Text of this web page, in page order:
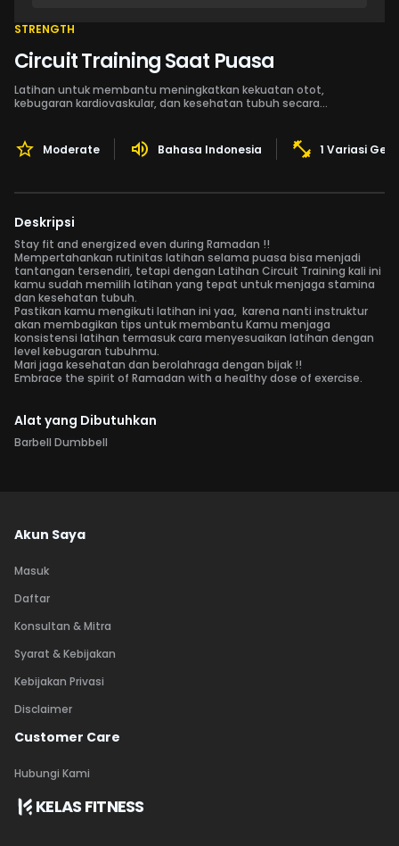
STRENGTH
Circuit Training Saat Puasa
Latihan untuk membantu meningkatkan kekuatan otot,
kebugaran kardiovaskular, dan kesehatan tubuh secara
Moderate Bahasa Indonesia 1 Variasi
Deskripsi
Stay fit and energized even during Ramadan !!
Mempertahankan rutinitas latihan selama puasa bisa menjadi
tantangan tersendiri, tetapi dengan Latihan Circuit Training kali ini
kamu sudah memilih latihan yang tepat untuk menjaga stamina
dan kesehatan tubuh.
Pastikan kamu mengikuti latihan ini yaa, karena nanti instruktur
akan membagikan tips untuk membantu Kamu menjaga
konsistensi latihan termasuk cara menyesuaikan latihan dengan
level kebugaran tubuhmu.
Mari jaga kesehatan dan berolahraga dengan bijak !!
Embrace the spirit of Ramadan with a healthy dose of exercise.
Alat yang Dibutuhkan
Barbell Dumbbell
Akun Saya
Masuk
Daftar
Konsultan & Mitra
Syarat & Kebijakan
Kebijakan Privasi
Disclaimer
Customer Care
Hubungi Kami
KELAS FITNESS